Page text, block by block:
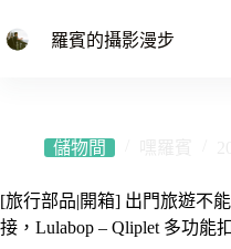
至
羅賓的攝影漫步
儲物間
[旅行部品|開箱] 出門旅遊不
接，Lulabop – Qliplet 多功能